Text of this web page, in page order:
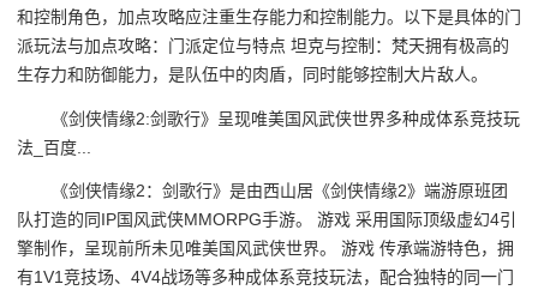
和控制角色，加点攻略应注重生存能力和控制能力。以下是具体的门
派玩法与加点攻略：门派定位与特点 坦克与控制：梵天拥有极高的
生存力和防御能力，是队伍中的肉盾，同时能够控制大片敌人。
《剑侠情缘2:剑歌行》呈现唯美国风武侠世界多种成体系竞技玩
法_百度...
《剑侠情缘2：剑歌行》是由西山居《剑侠情缘2》端游原班团
队打造的同IP国风武侠MMORPG手游。 游戏 采用国际顶级虚幻4引
擎制作，呈现前所未见唯美国风武侠世界。 游戏 传承端游特色，拥
有1V1竞技场、4V4战场等多种成体系竞技玩法，配合独特的同一门